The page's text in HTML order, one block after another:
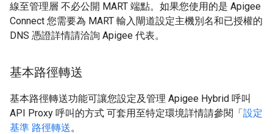
線至管理層 不必公開 MART 端點。如果您使用的是 Apigee
Connect 您需要為 MART 輸入閘道設定主機別名和已授權的
DNS 憑證詳情請洽詢 Apigee 代表。
基本路徑轉送
基本路徑轉送功能可讓您設定及管理 Apigee Hybrid 呼叫
API Proxy 呼叫的方式 可套用至特定環境詳情請參閱「設定
基準 路徑轉送。